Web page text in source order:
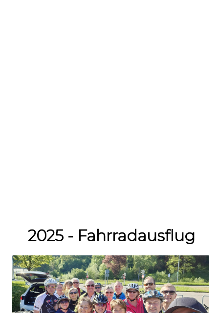
2025 - Fahrradausflug